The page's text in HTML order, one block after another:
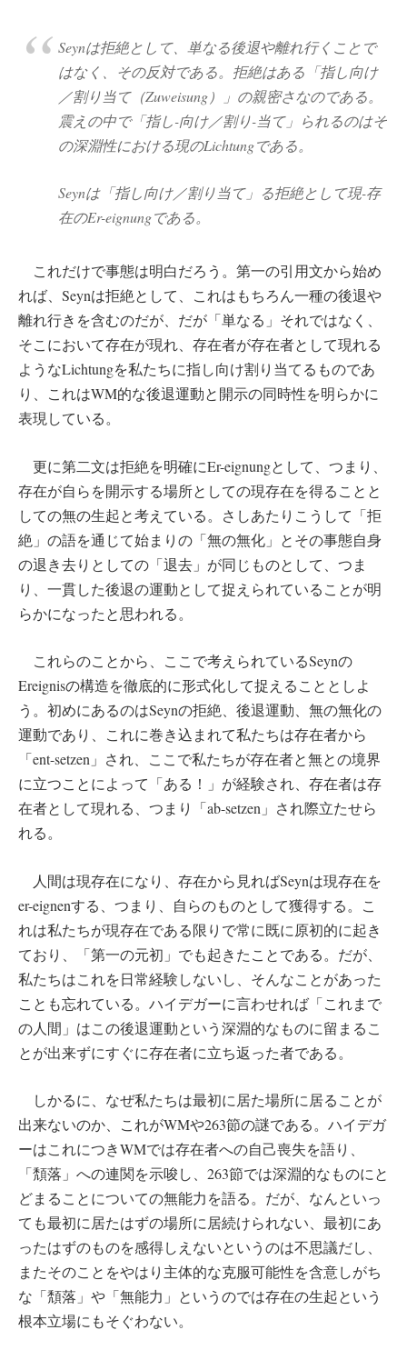
Seynは拒絶として、単なる後退や離れ行くことで
はなく、その反対である。拒絶はある「指し向け
／割り当て（Zuweisung）」の親密さなのである。
震えの中で「指し-向け／割り-当て」られるのはそ
の深淵性における現のLichtungである。
Seynは「指し向け／割り当て」る拒絶として現-存
在のEr-eignungである。
これだけで事態は明白だろう。第一の引用文から始め
れば、Seynは拒絶として、これはもちろん一種の後退や
離れ行きを含むのだが、だが「単なる」それではなく、
そこにおいて存在が現れ、存在者が存在者として現れる
ようなLichtungを私たちに指し向け割り当てるものであ
り、これはWM的な後退運動と開示の同時性を明らかに
表現している。
更に第二文は拒絶を明確にEr-eignungとして、つまり、
存在が自らを開示する場所としての現存在を得ることと
しての無の生起と考えている。さしあたりこうして「拒
絶」の語を通じて始まりの「無の無化」とその事態自身
の退き去りとしての「退去」が同じものとして、つま
り、一貫した後退の運動として捉えられていることが明
らかになったと思われる。
これらのことから、ここで考えられているSeynの
Ereignisの構造を徹底的に形式化して捉えることとしよ
う。初めにあるのはSeynの拒絶、後退運動、無の無化の
運動であり、これに巻き込まれて私たちは存在者から
「ent-setzen」され、ここで私たちが存在者と無との境界
に立つことによって「ある！」が経験され、存在者は存
在者として現れる、つまり「ab-setzen」され際立たせら
れる。
人間は現存在になり、存在から見ればSeynは現存在を
er-eignenする、つまり、自らのものとして獲得する。こ
れは私たちが現存在である限りで常に既に原初的に起き
ており、「第一の元初」でも起きたことである。だが、
私たちはこれを日常経験しないし、そんなことがあった
ことも忘れている。ハイデガーに言わせれば「これまで
の人間」はこの後退運動という深淵的なものに留まるこ
とが出来ずにすぐに存在者に立ち返った者である。
しかるに、なぜ私たちは最初に居た場所に居ることが
出来ないのか、これがWMや263節の謎である。ハイデガ
ーはこれにつきWMでは存在者への自己喪失を語り、
「頽落」への連関を示唆し、263節では深淵的なものにと
どまることについての無能力を語る。だが、なんといっ
ても最初に居たはずの場所に居続けられない、最初にあ
ったはずのものを感得しえないというのは不思議だし、
またそのことをやはり主体的な克服可能性を含意しがち
な「頽落」や「無能力」というのでは存在の生起という
根本立場にもそぐわない。